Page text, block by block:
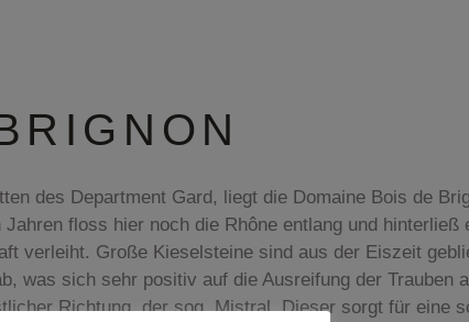
des Department Gard, liegt die Domaine Bois de
floss hier noch die Rhône entlang und hinterließ
verleiht. Große Kieselsteine sind aus der Eiszeit
was sich sehr positiv auf die Ausreifung der Trauben
Richtung, der sog. Mistral. Dieser sorgt für eine